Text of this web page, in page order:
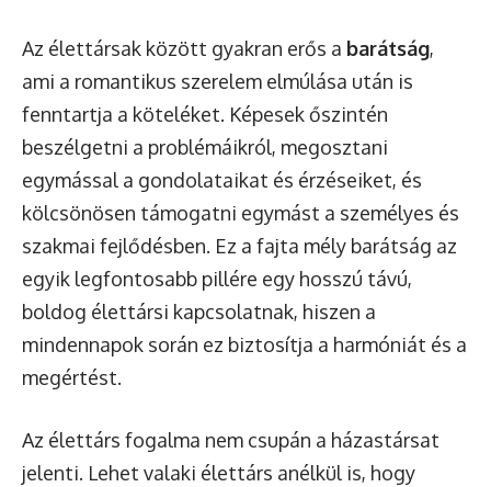
Az élettársak között gyakran erős a barátság,
ami a romantikus szerelem elmúlása után is
fenntartja a köteléket. Képesek őszintén
beszélgetni a problémáikról, megosztani
egymással a gondolataikat és érzéseiket, és
kölcsönösen támogatni egymást a személyes és
szakmai fejlődésben. Ez a fajta mély barátság az
egyik legfontosabb pillére egy hosszú távú,
boldog élettársi kapcsolatnak, hiszen a
mindennapok során ez biztosítja a harmóniát és a
megértést.
Az élettárs fogalma nem csupán a házastársat
jelenti. Lehet valaki élettárs anélkül is, hogy